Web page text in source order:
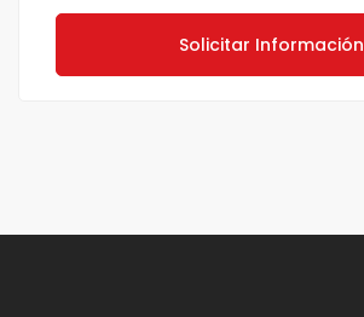
Solicitar Información